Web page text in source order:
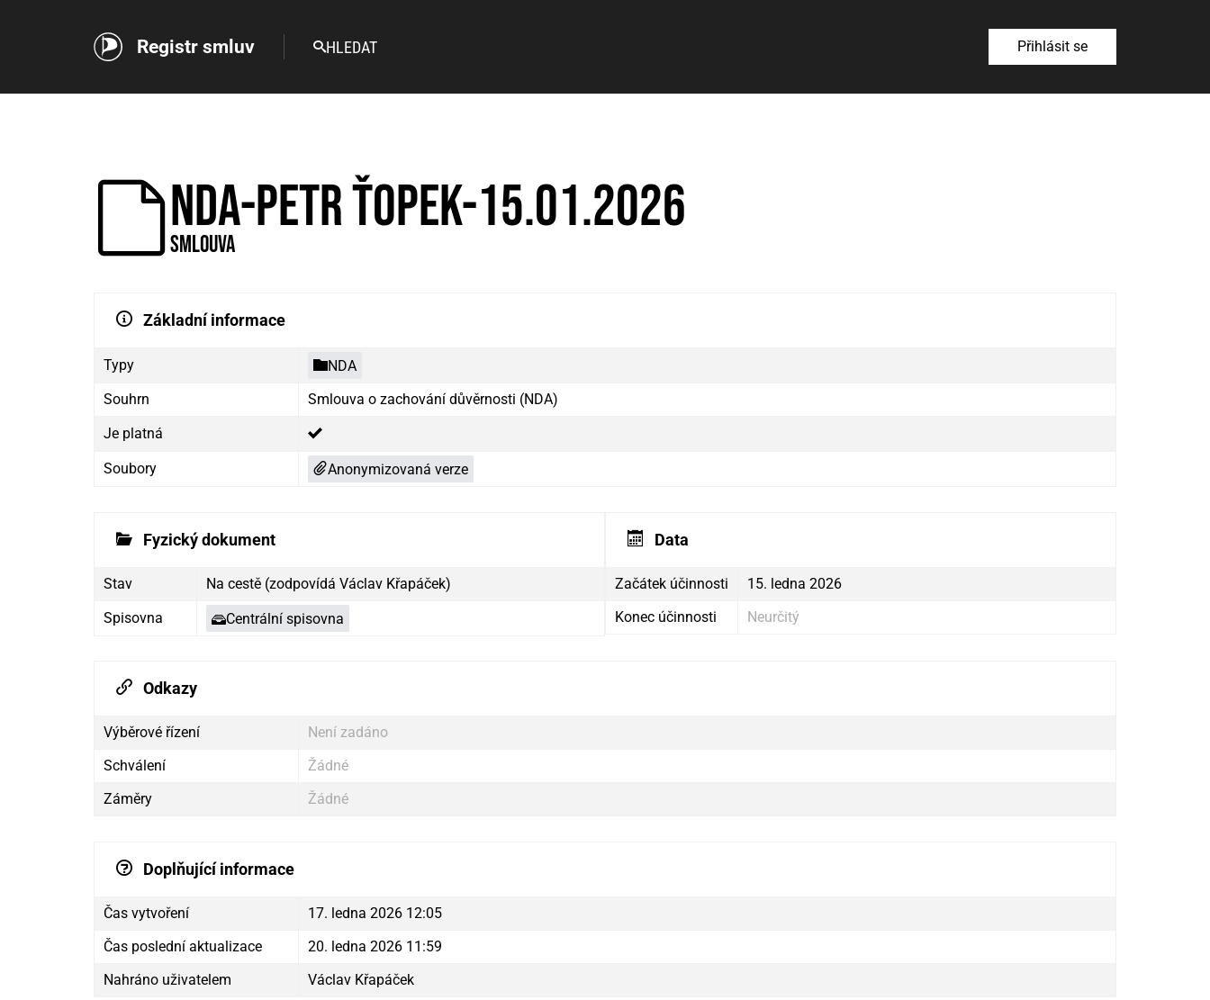
Registr smluv HLEDAT Přihlásit se
NDA-Petr Ťopek-15.01.2026
Smlouva
Základní informace
Typy
NDA
Souhrn
Smlouva o zachování důvěrnosti (NDA)
Je platná
Soubory Anonymizovaná verze
Fyzický dokument
Stav
Na cestě (zodpovídá Václav Křapáček)
Spisovna
Centrální spisovna
Data
Začátek účinnosti
15. ledna 2026
Konec účinnosti
Neurčitý
Odkazy
Výběrové řízení
Není zadáno
Schválení
Žádné
Záměry
Žádné
Doplňující informace
Čas vytvoření
17. ledna 2026 12:05
Čas poslední aktualizace
20. ledna 2026 11:59
Nahráno uživatelem
Václav Křapáček